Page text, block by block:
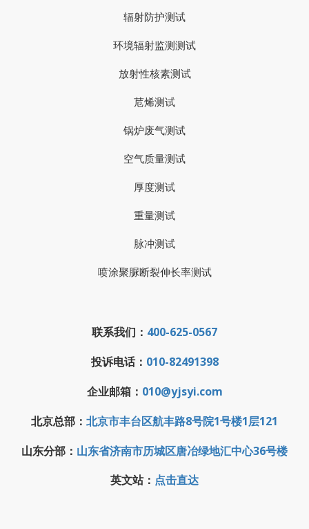
辐射防护测试
环境辐射监测测试
放射性核素测试
苊烯测试
锅炉废气测试
空气质量测试
厚度测试
重量测试
脉冲测试
喷涂聚脲断裂伸长率测试
联系我们： 400-625-0567
投诉电话： 010-82491398
企业邮箱： 010@yjsyi.com
北京总部： 北京市丰台区航丰路8号院1号楼1层121
山东分部： 山东省济南市历城区唐冶绿地汇中心36号楼
英文站： 点击直达